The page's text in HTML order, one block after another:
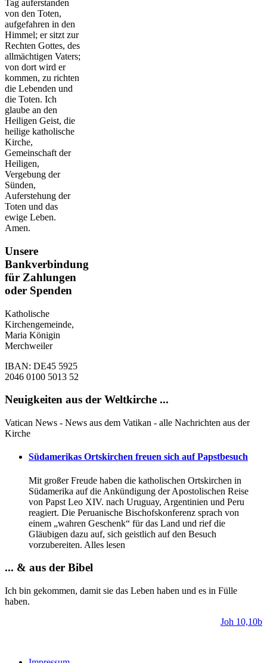
Tag auferstanden
von den Toten,
aufgefahren in den
Himmel; er sitzt zur
Rechten Gottes, des
allmächtigen Vaters;
von dort wird er
kommen, zu richten
die Lebenden und
die Toten. Ich
glaube an den
Heiligen Geist, die
heilige katholische
Kirche,
Gemeinschaft der
Heiligen,
Vergebung der
Sünden,
Auferstehung der
Toten und das
ewige Leben.
Amen.
Unsere
Bankverbindung
für Zahlungen
oder Spenden
Katholische
Kirchengemeinde,
Maria Königin
Merchweiler
IBAN: DE45 5925
2046 0100 5013 52
Neuigkeiten aus der Weltkirche ...
Vatican News - News aus dem Vatikan - alle Nachrichten aus der
Kirche
Südamerikas Ortskirchen freuen sich auf Papstbesuch
Mit großer Freude haben die katholischen Ortskirchen in
Südamerika auf die Ankündigung der Apostolischen Reise
von Papst Leo XIV. nach Uruguay, Argentinien und Peru
reagiert. Die Peruanische Bischofskonferenz sprach von
einem „wahren Geschenk“ für das Land und rief die
Gläubigen dazu auf, sich geistlich auf den Besuch
vorzubereiten. Alles lesen
... & aus der Bibel
Ich bin gekommen, damit sie das Leben haben und es in Fülle
haben.
Joh 10,10b